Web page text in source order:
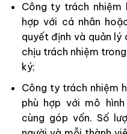
Công ty trách nhiệm
hợp với cá nhân
quyết định và quản lý
chịu trách nhiệm
ký;
Công ty trách nhiệm
phù hợp với mô
cùng góp vốn. Số